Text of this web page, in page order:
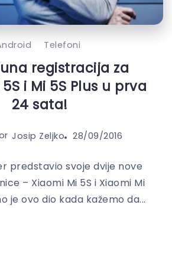
Telefoni
registracija za
i Mi 5S Plus u prva
24 sata!
Josip Zeljko 28/09/2016
predstavio svoje dvije nove
– Xiaomi Mi 5S i Xiaomi Mi
je ovo dio kada kažemo da...